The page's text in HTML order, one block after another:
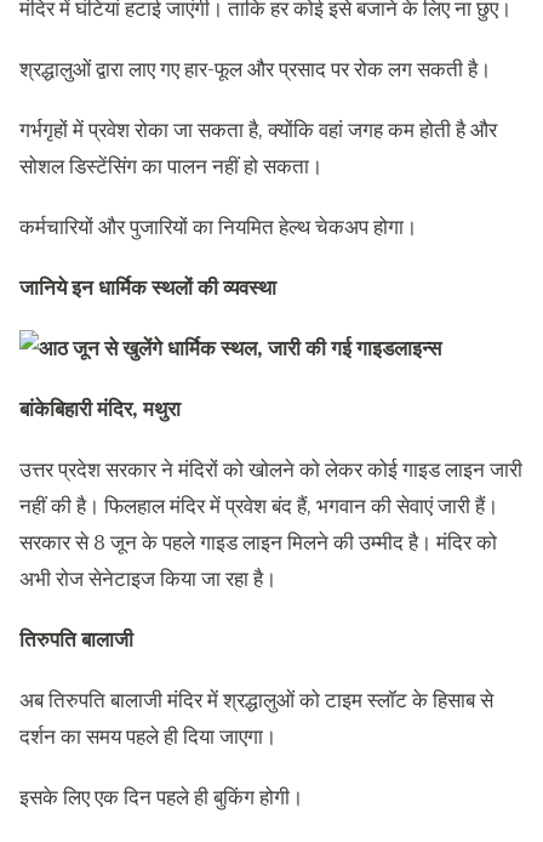
मंदिर में घंटियां हटाई जाएंगी। ताकि हर कोई इसे बजाने के लिए ना छुए।
श्रद्धालुओं द्वारा लाए गए हार-फूल और प्रसाद पर रोक लग सकती है।
गर्भगृहों में प्रवेश रोका जा सकता है, क्योंकि वहां जगह कम होती है और
सोशल डिस्टेंसिंग का पालन नहीं हो सकता।
कर्मचारियों और पुजारियों का नियमित हेल्थ चेकअप होगा।
जानिये इन धार्मिक स्थलों की व्यवस्था
बांकेबिहारी मंदिर, मथुरा
उत्तर प्रदेश सरकार ने मंदिरों को खोलने को लेकर कोई गाइड लाइन जारी
नहीं की है। फिलहाल मंदिर में प्रवेश बंद हैं, भगवान की सेवाएं जारी हैं।
सरकार से 8 जून के पहले गाइड लाइन मिलने की उम्मीद है। मंदिर को
अभी रोज सेनेटाइज किया जा रहा है।
तिरुपति बालाजी
अब तिरुपति बालाजी मंदिर में श्रद्धालुओं को टाइम स्लॉट के हिसाब से
दर्शन का समय पहले ही दिया जाएगा।
इसके लिए एक दिन पहले ही बुकिंग होगी।